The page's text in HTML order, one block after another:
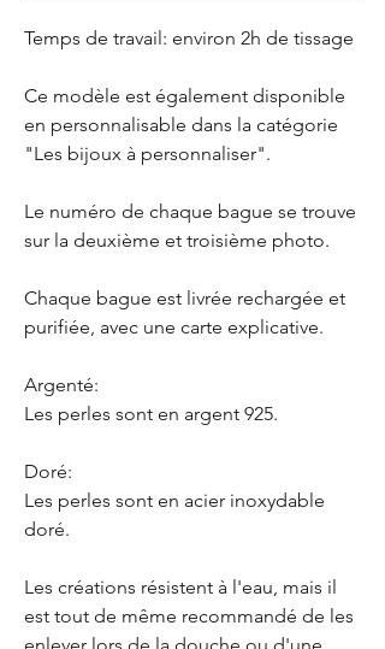
Temps de travail: environ 2h de tissage
Ce modèle est également disponible
en personnalisable dans la catégorie
"Les bijoux à personnaliser".
Le numéro de chaque bague se trouve
sur la deuxième et troisième photo.
Chaque bague est livrée rechargée et
purifiée, avec une carte explicative.
Argenté:
Les perles sont en argent 925.
Doré:
Les perles sont en acier inoxydable
doré.
Les créations résistent à l'eau, mais il
est tout de même recommandé de les